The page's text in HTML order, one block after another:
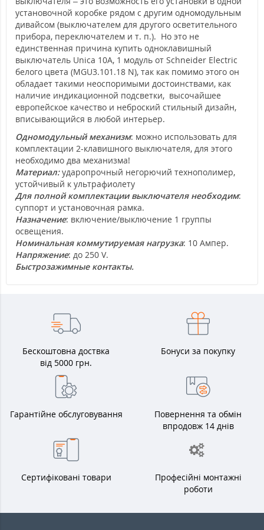
установочной коробке рядом с другим одномодульным
дивайсом (выключателем для другого осветительного
прибора, переключателем и т. п.). Но это не
единственная причина купить одноклавишный
выключатель Unica 10А, 1 модуль от Schneider Electric
белого цвета (MGU3.101.18 N), так как помимо этого он
обладает такими неоспоримыми достоинствами, как
наличие индикационной подсветки, высочайшее
европейское качество и неброский стильный дизайн,
вписывающийся в любой интерьер.
Одномодульный механизм: можно использовать для
комплектации 2-клавишного выключателя, для этого
необходимо два механизма!
Материал:ударопрочный негорючий технополимер,
устойчивый к ультрафиолету
Для полной комплектации выключателя необходим:
суппорт и установочная рамка.
Назначение: включение/выключение 1 группы
освещения.
Номинальная коммутируемая нагрузка: 10 Ампер.
Напряжение: до 250 V.
Быстрозажимные контакты.
Бескоштовна доствка
від 5000 грн.
Бонуси за покупку
Гарантійне обслуговування
Повернення та обмін
впродовж 14 днів
Сертифіковані товари
Професійні монтажні
роботи